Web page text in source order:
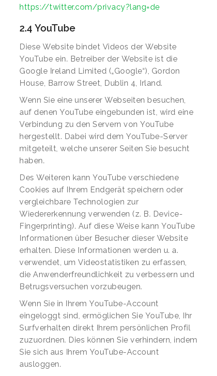
https://twitter.com/privacy?lang=de
2.4 YouTube
Diese Website bindet Videos der Website
YouTube ein. Betreiber der Website ist die
Google Ireland Limited („Google“), Gordon
House, Barrow Street, Dublin 4, Irland.
Wenn Sie eine unserer Webseiten besuchen,
auf denen YouTube eingebunden ist, wird eine
Verbindung zu den Servern von YouTube
hergestellt. Dabei wird dem YouTube-Server
mitgeteilt, welche unserer Seiten Sie besucht
haben.
Des Weiteren kann YouTube verschiedene
Cookies auf Ihrem Endgerät speichern oder
vergleichbare Technologien zur
Wiedererkennung verwenden (z. B. Device-
Fingerprinting). Auf diese Weise kann YouTube
Informationen über Besucher dieser Website
erhalten. Diese Informationen werden u. a.
verwendet, um Videostatistiken zu erfassen,
die Anwenderfreundlichkeit zu verbessern und
Betrugsversuchen vorzubeugen.
Wenn Sie in Ihrem YouTube-Account
eingeloggt sind, ermöglichen Sie YouTube, Ihr
Surfverhalten direkt Ihrem persönlichen Profil
zuzuordnen. Dies können Sie verhindern, indem
Sie sich aus Ihrem YouTube-Account
ausloggen.